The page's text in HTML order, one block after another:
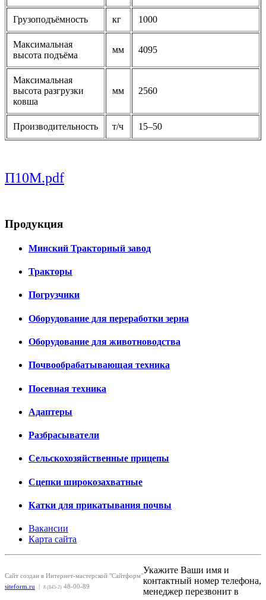
Грузоподъёмность кг 1000
Максимальная
высота подъёма
мм 4095
Максимальная
высота разгрузки
ковша
мм 2560
Производительность т/ч 15–50
П10М.pdf
Продукция
Минский Тракторный завод
Тракторы
Погрузчики
Оборудование для переработки зерна
Оборудование для животноводства
Почвообрабатывающая техника
Посевная техника
Адаптеры
Разбрасыватели
Сельскохозяйственные прицепы
Сцепки широкозахватные
Катки для прикатывания почвы
Вакансии
Карта сайта
Сайт создан в Интернет-мастерской "Сайтформ"
siteform.ru
8 (845-2) 48-00-89
Укажите Ваши имя и
контактный номер телефона,
менеджер перезвонит в